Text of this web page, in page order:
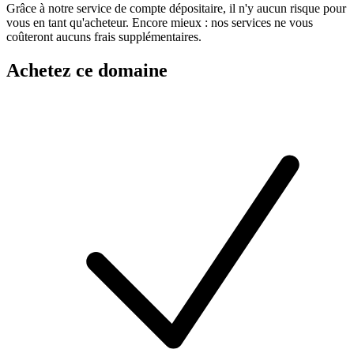
Grâce à notre service de compte dépositaire, il n'y aucun risque pour
vous en tant qu'acheteur. Encore mieux : nos services ne vous
coûteront aucuns frais supplémentaires.
Achetez ce domaine